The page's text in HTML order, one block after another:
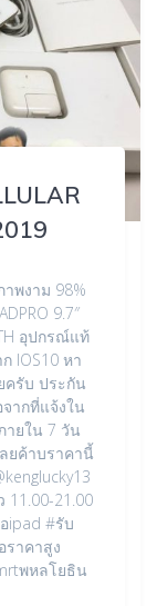
าพงาม 98%
9.7″
อุปกรณ์แท้
IOS10 หา
ครับ ประกัน
ากที่แจ้งใน
ายใน 7 วัน
ยค้าบราคานี้
11.00-21.00
ipad #รับ
าคาสูง
พหลโยธิน